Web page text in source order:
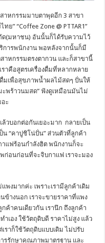
าหกรรมมาบตาพุดอีก 3 สาขา
ย” “Coffee Zone @ PTTAR1”
(มหาชน) อันนั้นก็ได้รับความไว้
การพนักงาน พอหลังจากนั้นก็มี
าหกรรมตรงตากวน และก็สาขานี้
ราคือสูตรเครื่องดื่มที่หลากหลาย
มเพื่อสุขภาพน้ำผลไม้สดๆ ปั่นให้
ะพร้าวนมสด” ฟังดูเหมือนมันไม่
ะ
วบอกต่อกันเยอะมาก กลายเป็น
“คาปูชิโน่ปั่น” ส่วนตัวที่ลูกค้า
าแฟร้อนกำลังฮิต พนักงานก็จะ
ก่อนก่อนที่จะจิบกาแฟ เราจะมอง
พงมากค่ะ เพราะเรามีลูกค้าเดิม
างนอก เราจะขายราคาที่แพง
ค้าคนเดียวกัน เรานึก ถึงลูกค้า
ำเอง ใช้วัตถุดิบดี ราคาไม่สูง แล้ว
ราก็ใช้วัตถุดิบแบบเดิม ไม่ปรับ
ารรักษาคุณภาพมาตรฐาน และ